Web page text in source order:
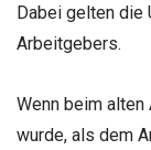
Dabei gelten die
Arbeitgebers.
Wenn beim alten
wurde, als dem